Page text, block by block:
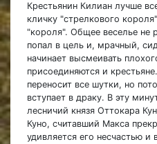
Крестьянин Килиан лучше
кличку "стрелкового
"короля". Общее веселье не
попал в цель и, мрачный,
начинает высмеивать
присоединяются и
переносит все шутки, но
вступает в драку. В эту
лесничий князя Оттокара
Куно, считавший Макса
удивляется его несчастью